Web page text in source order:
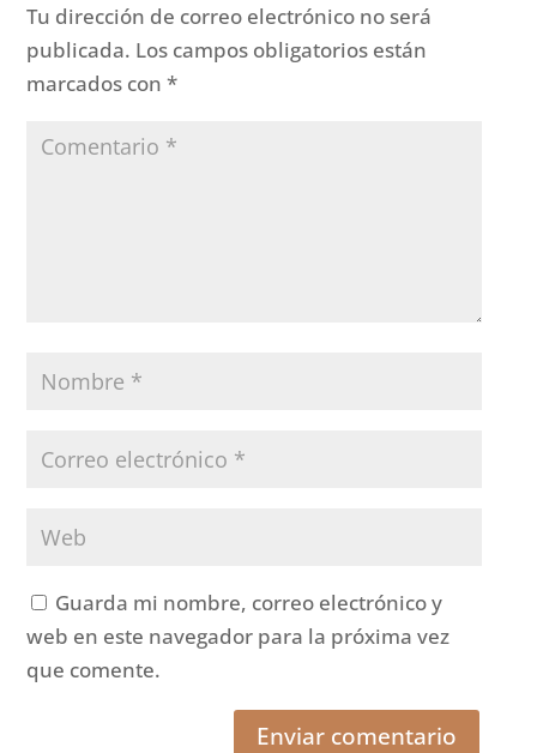
Tu dirección de correo electrónico no será
publicada. Los campos obligatorios están
marcados con*
Guarda mi nombre, correo electrónico y
web en este navegador para la próxima vez
que comente.
Enviar comentario